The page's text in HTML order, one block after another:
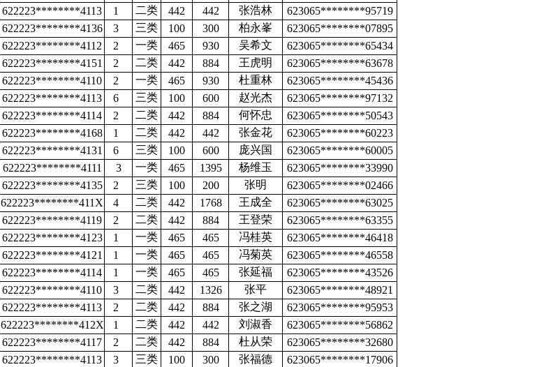
622223********4113 1 二类 442 442 张浩林
623065********95719
622223********4136 3 三类 100 300 柏永峯
623065********07895
622223********4112 2 一类 465 930 吴希文
623065********65434
622223********4151 2 二类 442 884 王虎明
623065********63678
622223********4110 2 一类 465 930 杜重林
623065********45436
622223********4113 6 三类 100 600 赵光杰
623065********97132
622223********4114 2 二类 442 884 何怀忠
623065********50543
622223********4168 1 二类 442 442 张金花
623065********60223
622223********4131 6 三类 100 600 庞兴国
623065********60005
622223********4111 3 一类 465 1395 杨维玉
623065********33990
622223********4135 2 三类 100 200 张明
623065********02466
622223********411X 4 二类 442 1768 王成全
623065********63025
622223********4119 2 二类 442 884 王登荣
623065********63355
622223********4123 1 一类 465 465 冯桂英
623065********46418
622223********4121 1 一类 465 465 冯菊英
623065********46558
622223********4114 1 一类 465 465 张延福
623065********43526
622223********4110 3 二类 442 1326 张平
623065********48921
622223********4113 2 二类 442 884 张之湖
623065********95953
622223********412X 1 二类 442 442 刘淑香
623065********56862
622223********4117 2 二类 442 884 杜从荣
623065********32680
622223********4113 3 三类 100 300 张福德
623065********17906